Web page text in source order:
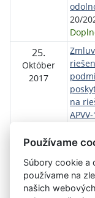
20/
25.
Október
2017
na
1Aktuálna
2 3 4
Používame
Súbory cookie a
používame na
našich